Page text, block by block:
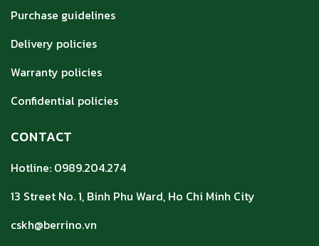
Purchase guidelines
Delivery policies
Warranty policies
Confidential policies
CONTACT
Hotline: 0989.204.274
13 Street No. 1, Binh Phu Ward, Ho Chi Minh City
cskh@berrino.vn